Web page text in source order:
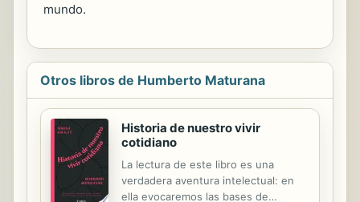
mundo.
Otros libros de Humberto Maturana
Historia de nuestro vivir
cotidiano
La lectura de este libro es una
verdadera aventura intelectual: en
ella evocaremos las bases de